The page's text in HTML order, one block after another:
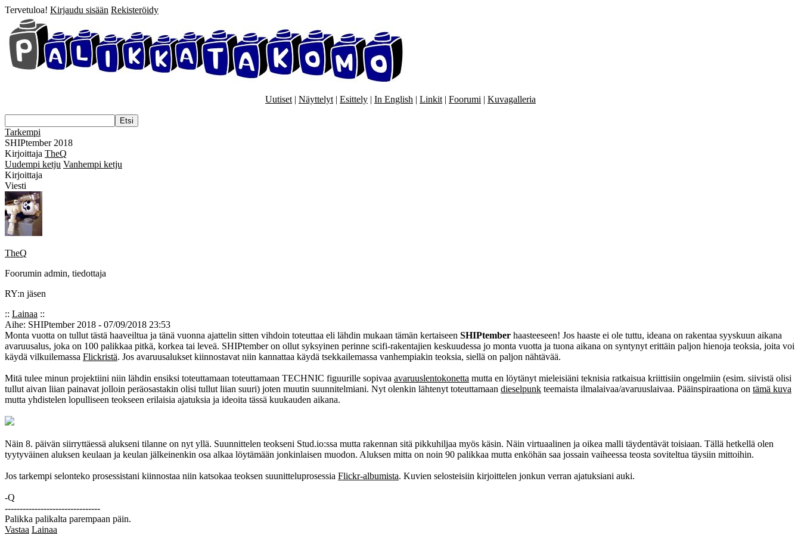
Tervetuloa! Kirjaudu sisään Rekisteröidy
Uutiset | Näyttelyt | Esittely | In English | Linkit | Foorumi | Kuvagalleria
Tarkempi
SHIPtember 2018
Kirjoittaja TheQ
Uudempi ketju Vanhempi ketju
Kirjoittaja
Viesti
TheQ
Foorumin admin, tiedottaja
RY:n jäsen
:: Lainaa ::
Aihe: SHIPtember 2018 - 07/09/2018 23:53
Monta vuotta on tullut tästä haaveiltua ja tänä vuonna ajattelin sitten vihdoin toteuttaa eli lähdin mukaan tämän kertaiseen SHIPtember haasteeseen! Jos haaste ei ole tuttu, ideana on rakentaa syyskuun aikana
avaruusalus, joka on 100 palikkaa pitkä, korkea tai leveä. SHIPtember on ollut syksyinen perinne scifi-rakentajien keskuudessa jo monta vuotta ja tuona aikana on syntynyt erittäin paljon hienoja teoksia, joita voi
käydä vilkuilemassa Flickristä. Jos avaruusalukset kiinnostavat niin kannattaa käydä tsekkailemassa vanhempiakin teoksia, siellä on paljon nähtävää.
Mitä tulee minun projektiini niin lähdin ensiksi toteuttamaan toteuttamaan TECHNIC figuurille sopivaa avaruuslentokonetta mutta en löytänyt mieleisiäni teknisia ratkaisua kriittisiin ongelmiin (esim. siivistä olisi
tullut aivan liian painavat jolloin peräosastakin olisi tullut liian suuri) joten muutin suunnitelmiani. Nyt olenkin lähtenyt toteuttamaan dieselpunk teemaista ilmalaivaa/avaruuslaivaa. Pääinspiraationa on tämä kuva
mutta yhdistelen lopulliseen teokseen erilaisia ajatuksia ja ideoita tässä kuukauden aikana.
Näin 8. päivän siirryttäessä alukseni tilanne on nyt yllä. Suunnittelen teokseni Stud.io:ssa mutta rakennan sitä pikkuhiljaa myös käsin. Näin virtuaalinen ja oikea malli täydentävät toisiaan. Tällä hetkellä olen
tyytyväinen aluksen keulaan ja keulan jälkeinenkin osa alkaa löytämään jonkinlaisen muodon. Aluksen mitta on noin 90 palikkaa mutta enköhän saa jossain vaiheessa teosta soviteltua täysiin mittoihin.
Jos tarkempi selonteko prosessistani kiinnostaa niin katsokaa teoksen suunitteluprosessia Flickr-albumista. Kuvien selosteisiin kirjoittelen jonkun verran ajatuksiani auki.
-Q
--------------------------------
Palikka palikalta parempaan päin.
Vastaa Lainaa